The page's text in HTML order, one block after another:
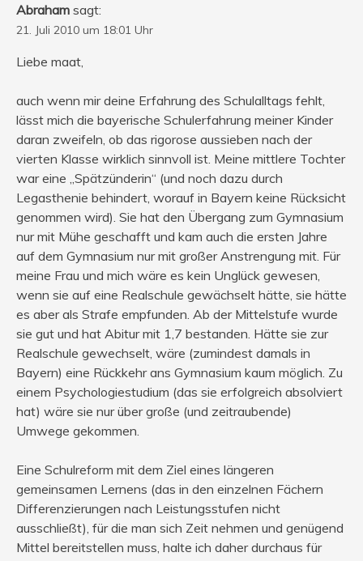
Abraham sagt:
21. Juli 2010 um 18:01 Uhr
Liebe maat,
auch wenn mir deine Erfahrung des Schulalltags fehlt,
lässt mich die bayerische Schulerfahrung meiner Kinder
daran zweifeln, ob das rigorose aussieben nach der
vierten Klasse wirklich sinnvoll ist. Meine mittlere Tochter
war eine „Spätzünderin“ (und noch dazu durch
Legasthenie behindert, worauf in Bayern keine Rücksicht
genommen wird). Sie hat den Übergang zum Gymnasium
nur mit Mühe geschafft und kam auch die ersten Jahre
auf dem Gymnasium nur mit großer Anstrengung mit. Für
meine Frau und mich wäre es kein Unglück gewesen,
wenn sie auf eine Realschule gewächselt hätte, sie hätte
es aber als Strafe empfunden. Ab der Mittelstufe wurde
sie gut und hat Abitur mit 1,7 bestanden. Hätte sie zur
Realschule gewechselt, wäre (zumindest damals in
Bayern) eine Rückkehr ans Gymnasium kaum möglich. Zu
einem Psychologiestudium (das sie erfolgreich absolviert
hat) wäre sie nur über große (und zeitraubende)
Umwege gekommen.
Eine Schulreform mit dem Ziel eines längeren
gemeinsamen Lernens (das in den einzelnen Fächern
Differenzierungen nach Leistungsstufen nicht
ausschließt), für die man sich Zeit nehmen und genügend
Mittel bereitstellen muss, halte ich daher durchaus für